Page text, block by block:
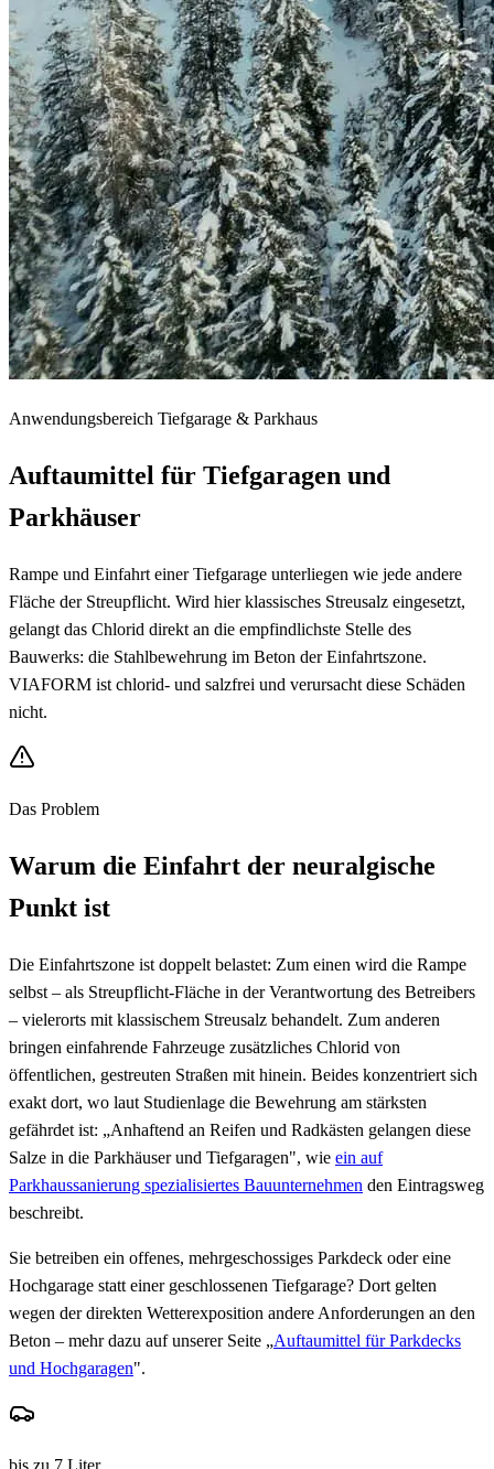
Anwendungsbereich Tiefgarage & Parkhaus
Auftaumittel für Tiefgaragen und
Parkhäuser
Rampe und Einfahrt einer Tiefgarage unterliegen wie jede andere
Fläche der Streupflicht. Wird hier klassisches Streusalz eingesetzt,
gelangt das Chlorid direkt an die empfindlichste Stelle des
Bauwerks: die Stahlbewehrung im Beton der Einfahrtszone.
VIAFORM ist chlorid- und salzfrei und verursacht diese Schäden
nicht.
Das Problem
Warum die Einfahrt der neuralgische
Punkt ist
Die Einfahrtszone ist doppelt belastet: Zum einen wird die Rampe
selbst – als Streupflicht-Fläche in der Verantwortung des Betreibers
– vielerorts mit klassischem Streusalz behandelt. Zum anderen
bringen einfahrende Fahrzeuge zusätzliches Chlorid von
öffentlichen, gestreuten Straßen mit hinein. Beides konzentriert sich
exakt dort, wo laut Studienlage die Bewehrung am stärksten
gefährdet ist: „Anhaftend an Reifen und Radkästen gelangen diese
Salze in die Parkhäuser und Tiefgaragen", wie ein auf
Parkhaussanierung spezialisiertes Bauunternehmen den Eintragsweg
beschreibt.
Sie betreiben ein offenes, mehrgeschossiges Parkdeck oder eine
Hochgarage statt einer geschlossenen Tiefgarage? Dort gelten
wegen der direkten Wetterexposition andere Anforderungen an den
Beton – mehr dazu auf unserer Seite „Auftaumittel für Parkdecks
und Hochgaragen".
bis zu 7 Liter